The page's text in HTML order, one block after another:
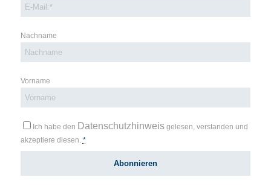
Nachname
Vorname
Ich habe den Datenschutzhinweisgelesen, verstanden und
akzeptiere diesen. *